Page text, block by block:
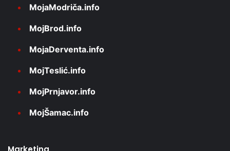
MojaModriča.info
MojBrod.info
MojaDerventa.info
MojTeslić.info
MojPrnjavor.info
MojŠamac.info